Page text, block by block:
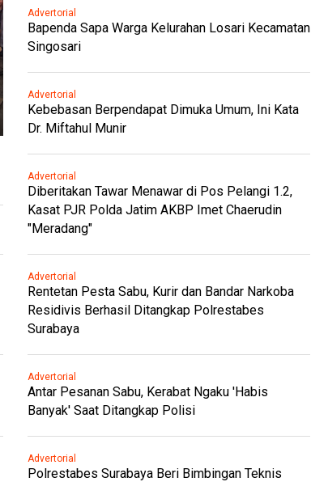
Advertorial
Bapenda Sapa Warga Kelurahan Losari Kecamatan
Singosari
Advertorial
Kebebasan Berpendapat Dimuka Umum, Ini Kata
Dr. Miftahul Munir
Advertorial
Diberitakan Tawar Menawar di Pos Pelangi 1.2,
Kasat PJR Polda Jatim AKBP Imet Chaerudin
"Meradang"
Advertorial
Rentetan Pesta Sabu, Kurir dan Bandar Narkoba
Residivis Berhasil Ditangkap Polrestabes
Surabaya
Advertorial
Antar Pesanan Sabu, Kerabat Ngaku 'Habis
Banyak' Saat Ditangkap Polisi
Advertorial
Polrestabes Surabaya Beri Bimbingan Teknis